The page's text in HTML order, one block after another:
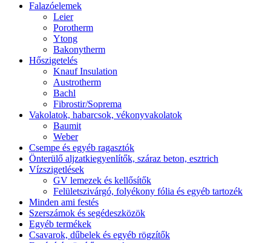
Falazóelemek
Leier
Porotherm
Ytong
Bakonytherm
Hőszigetelés
Knauf Insulation
Austrotherm
Bachl
Fibrostir/Soprema
Vakolatok, habarcsok, vékonyvakolatok
Baumit
Weber
Csempe és egyéb ragasztók
Önterülő aljzatkiegyenlítők, száraz beton, esztrich
Vízszigetlések
GV lemezek és kellősítők
Felületszivárgó, folyékony fólia és egyéb tartozék
Minden ami festés
Szerszámok és segédeszközök
Egyéb termékek
Csavarok, dűbelek és egyéb rögzítők